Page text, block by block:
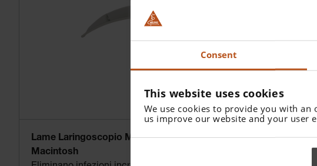
Consent
This website uses cookies
We use cookies to provide you with an
us improve our website and your user
Lame Laringoscopio Monouso HEINE XP
Macintosh